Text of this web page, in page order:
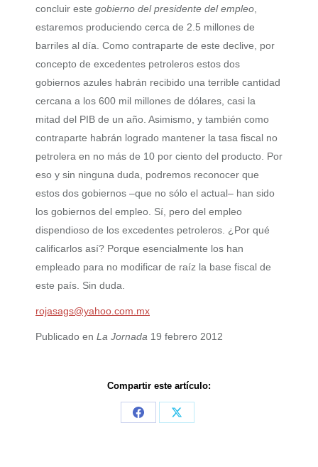
concluir este gobierno del presidente del empleo,
estaremos produciendo cerca de 2.5 millones de
barriles al día. Como contraparte de este declive, por
concepto de excedentes petroleros estos dos
gobiernos azules habrán recibido una terrible cantidad
cercana a los 600 mil millones de dólares, casi la
mitad del PIB de un año. Asimismo, y también como
contraparte habrán logrado mantener la tasa fiscal no
petrolera en no más de 10 por ciento del producto. Por
eso y sin ninguna duda, podremos reconocer que
estos dos gobiernos –que no sólo el actual– han sido
los gobiernos del empleo. Sí, pero del empleo
dispendioso de los excedentes petroleros. ¿Por qué
calificarlos así? Porque esencialmente los han
empleado para no modificar de raíz la base fiscal de
este país. Sin duda.
rojasags@yahoo.com.mx
Publicado en La Jornada 19 febrero 2012
Compartir este artículo:
Share
Share